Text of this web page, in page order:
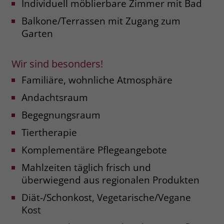
Individuell möblierbare Zimmer mit Bad
Balkone/Terrassen mit Zugang zum
Garten
Wir sind besonders!
Familiäre, wohnliche Atmosphäre
Andachtsraum
Begegnungsraum
Tiertherapie
Komplementäre Pflegeangebote
Mahlzeiten täglich frisch und
überwiegend aus regionalen Produkten
Diät-/Schonkost, Vegetarische/Vegane
Kost
welche Werbeanzeige geklickt wurde,
sodass erzielte Erfolge wie z.B.
Bestellungen oder Kontaktanfragen der
Name _gcl_dc
Laufzeit 90 Tage
Zweck
Dieses Cookie wird gesetzt, wenn ein
User über einen Klick auf eine Google
Werbeanzeige auf die Website gelangt.
Es enthält Informationen darüber,
welche Werbeanzeige geklickt wurde,
sodass erzielte Erfolge wie z.B.
Bestellungen oder Kontaktanfragen der